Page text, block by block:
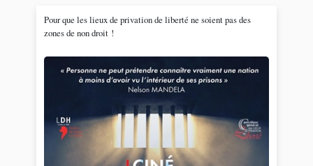
Pour que les lieux de privation de liberté ne soient pas des
zones de non droit !